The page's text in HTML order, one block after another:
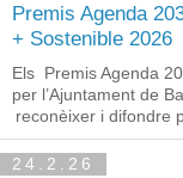
Premis Agenda
+ Sostenible 2026
Els Premis Agenda
per l’Ajuntament de
reconèixer i difondre
24.2.26